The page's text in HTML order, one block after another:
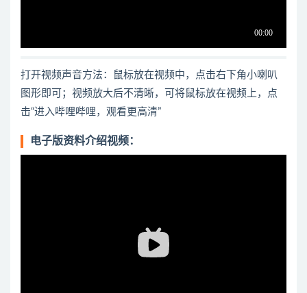
打开视频声音方法：鼠标放在视频中，点击右下角小喇叭
图形即可；视频放大后不清晰，可将鼠标放在视频上，点
击“进入哔哩哔哩，观看更高清”
电子版资料介绍视频：